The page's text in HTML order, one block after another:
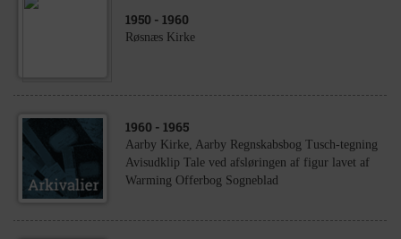
1950 - 1960
Røsnæs Kirke
1960 - 1965
Aarby Kirke, Aarby Regnskabsbog Tusch-tegning
Avisudklip Tale ved afsløringen af figur lavet af
Warming Offerbog Sogneblad